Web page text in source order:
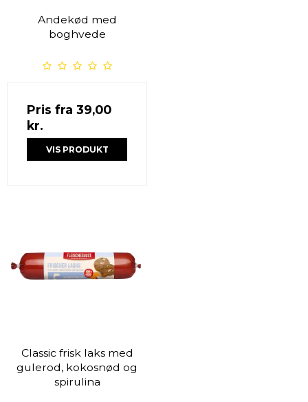
Andekød med
boghvede
Pris fra 39,00
kr.
VIS PRODUKT
Classic frisk laks med
gulerod, kokosnød og
spirulina